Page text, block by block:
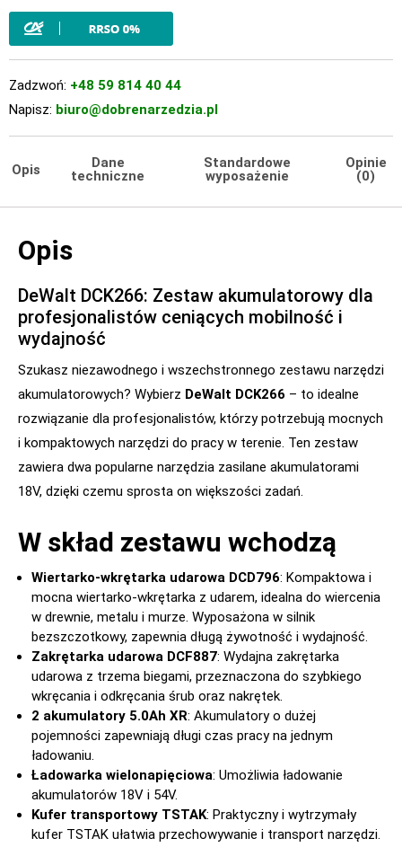
Zadzwoń: +48 59 814 40 44
Napisz: biuro@dobrenarzedzia.pl
Opis
Dane
techniczne
Standardowe
wyposażenie
Opinie
(0)
Opis
DeWalt DCK266: Zestaw akumulatorowy dla
profesjonalistów ceniących mobilność i
wydajność
Szukasz niezawodnego i wszechstronnego zestawu narzędzi
akumulatorowych? Wybierz DeWalt DCK266 – to idealne
rozwiązanie dla profesjonalistów, którzy potrzebują mocnych
i kompaktowych narzędzi do pracy w terenie. Ten zestaw
zawiera dwa popularne narzędzia zasilane akumulatorami
18V, dzięki czemu sprosta on większości zadań.
W skład zestawu wchodzą
Wiertarko-wkrętarka udarowa DCD796: Kompaktowa i
mocna wiertarko-wkrętarka z udarem, idealna do wiercenia
w drewnie, metalu i murze. Wyposażona w silnik
bezszczotkowy, zapewnia długą żywotność i wydajność.
Zakrętarka udarowa DCF887: Wydajna zakrętarka
udarowa z trzema biegami, przeznaczona do szybkiego
wkręcania i odkręcania śrub oraz nakrętek.
2 akumulatory 5.0Ah XR: Akumulatory o dużej
pojemności zapewniają długi czas pracy na jednym
ładowaniu.
Ładowarka wielonapięciowa: Umożliwia ładowanie
akumulatorów 18V i 54V.
Kufer transportowy TSTAK: Praktyczny i wytrzymały
kufer TSTAK ułatwia przechowywanie i transport narzędzi.